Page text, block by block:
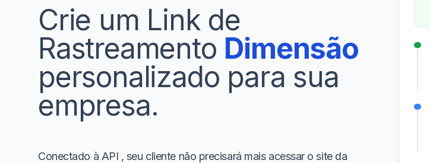
Crie um Link de
Rastreamento Dimensão
personalizado para sua
empresa.
Conectado à API , seu cliente não precisará mais acessar o site da